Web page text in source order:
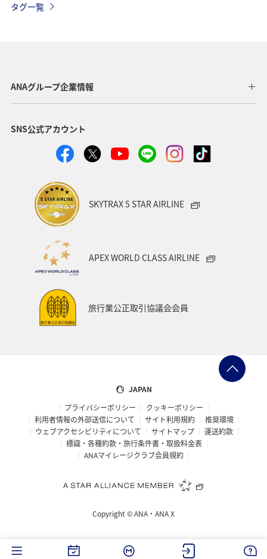
日光 ワカサギ 岩手県 イワナ 神奈川県
長野県 アクティビティ
コイ アマゴ
タグ一覧
ANAグループ企業情報
SNS公式アカウント
SKYTRAX 5 STAR AIRLINE
APEX WORLD CLASS AIRLINE
旅行業公正取引協議会会員
JAPAN
プライバシーポリシー
クッキーポリシー
利用者情報の外部送信について
サイト利用規約
推奨環境
ウェブアクセシビリティについて
サイトマップ
運送約款
標識・各種約款・旅行条件書・取扱料金表
ANAマイレージクラブ会員規約
Copyright ©ANA・ANA X